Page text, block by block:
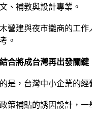
、補教與設計專業。
營建與夜市攤商的工
。
合將成台灣再出發關鍵
是，台灣中小企業的
策補貼的誘因設計，